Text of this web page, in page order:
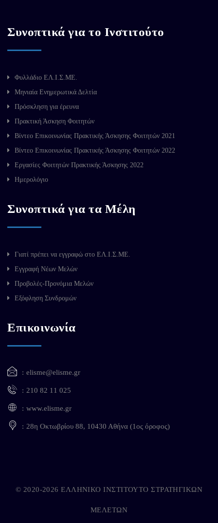
Συνοπτικά για το Ινστιτούτο
Φυλλάδιο ΕΛ.Ι.Σ.ΜΕ.
Μηνιαία Ενημερωτικά Δελτία
Πρόσκληση για έρευνα
Πρακτική Άσκηση Φοιτητών
Βίντεο Επικοινωνίας Πρακτικής Άσκησης Φοιτητών 2021
Βίντεο Επικοινωνίας Πρακτικής Άσκησης Φοιτητών 2022
Εργασίες Φοιτητών Πρακτικής Άσκησης 2022
Ημερολόγιο
Συνοπτικά για τα Μέλη
Γιατί πρέπει να εγγραφώ στο ΕΛ.Ι.Σ.ΜΕ.
Εγγραφή Νέων Μελών
Προβολές-Προνόμια Μελών
Εξόφληση Συνδρομών
Επικοινωνία
elisme@elisme.gr
210 82 11 025
www.elisme.gr
28η Οκτωβρίου 88, 10430 Αθήνα (1ος όροφος)
© 2020-2026 ΕΛΛΗΝΙΚΟ ΙΝΣΤΙΤΟΥΤΟ ΣΤΡΑΤΗΓΙΚΩΝ
ΜΕΛΕΤΩΝ